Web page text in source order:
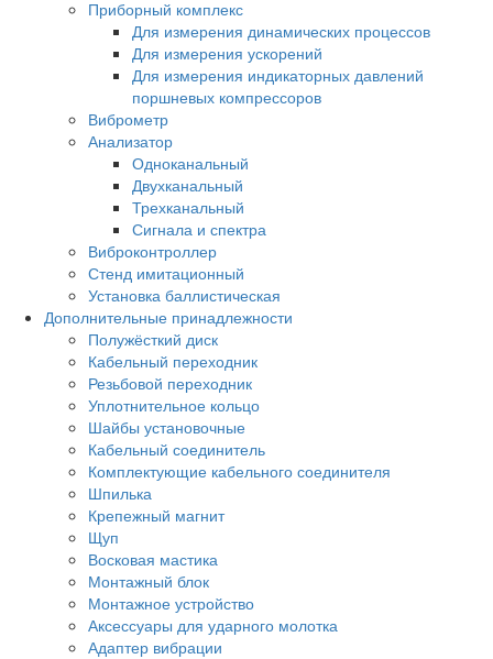
Приборный комплекс
Для измерения динамических процессов
Для измерения ускорений
Для измерения индикаторных давлений
поршневых компрессоров
Виброметр
Анализатор
Одноканальный
Двухканальный
Трехканальный
Сигнала и спектра
Виброконтроллер
Стенд имитационный
Установка баллистическая
Дополнительные принадлежности
Полужёсткий диск
Кабельный переходник
Резьбовой переходник
Уплотнительное кольцо
Шайбы установочные
Кабельный соединитель
Комплектующие кабельного соединителя
Шпилька
Крепежный магнит
Щуп
Восковая мастика
Монтажный блок
Монтажное устройство
Аксессуары для ударного молотка
Адаптер вибрации